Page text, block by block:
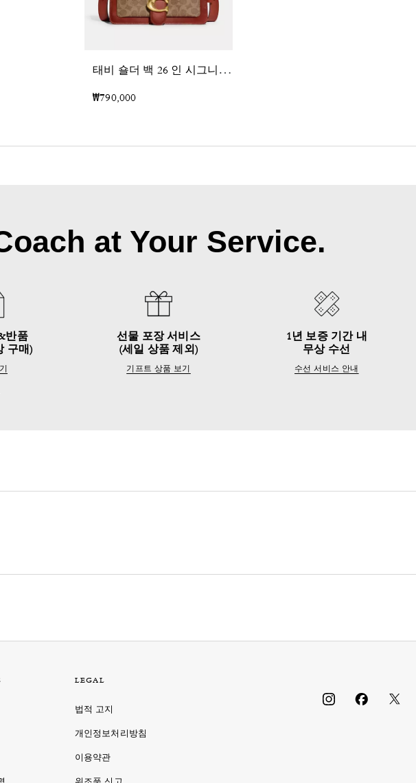
태
비 숄더 백 26 인 시그니처 캔버스
₩790,000
at Your Service.
반품
구매)
선물 포장 서비스
(세일 상품 제외)
기프트 상품 보기
1년 보증 기간 내
무상 수선
수선 서비스 안내
LEGAL
법적 고지
개인정보처리방침
이용약관